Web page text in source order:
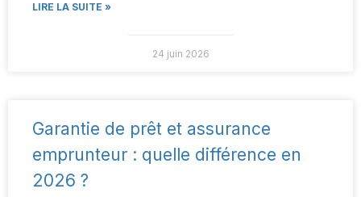
LIRE LA SUITE »
24 juin 2026
Garantie de prêt et assurance
emprunteur : quelle différence en
2026 ?